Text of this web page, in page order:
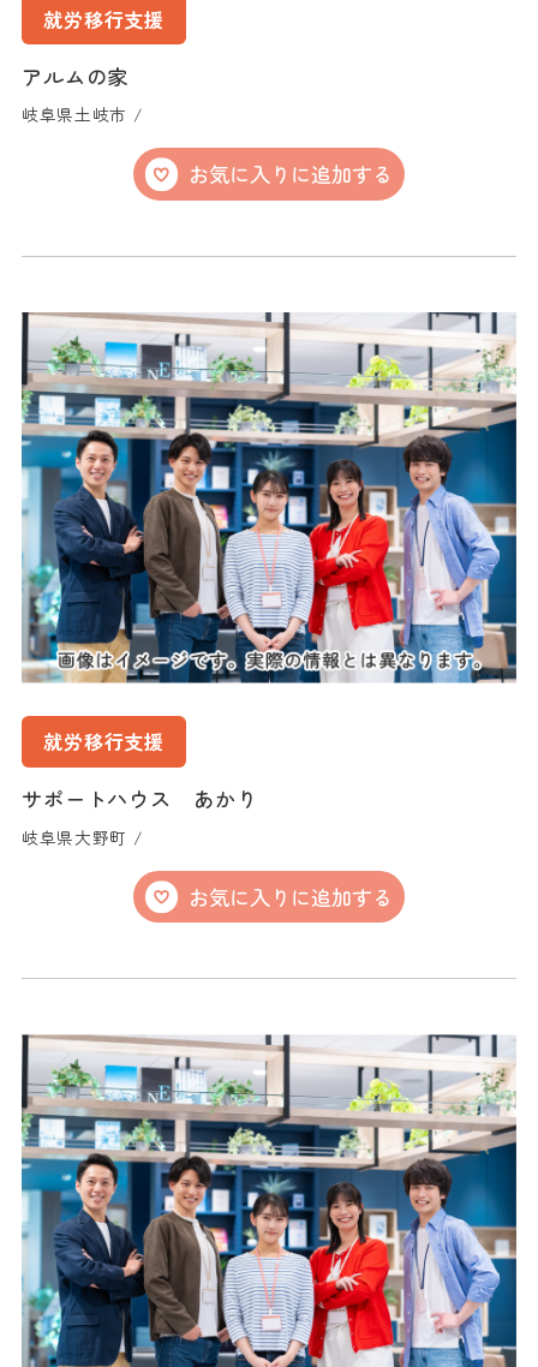
就労移行支援
アルムの家
岐阜県土岐市 /
お気に入りに追加する
就労移行支援
サポートハウス あかり
岐阜県大野町 /
お気に入りに追加する